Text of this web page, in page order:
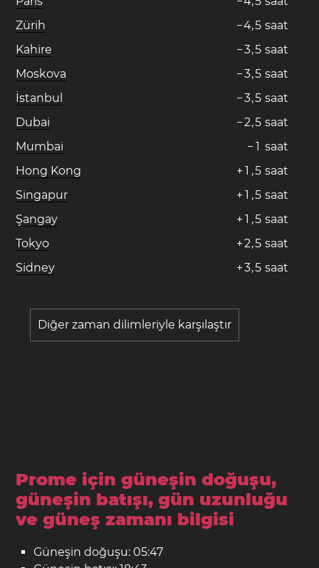
Zürih
−4,5 saat
Kahire
−3,5 saat
Moskova
−3,5 saat
İstanbul
−3,5 saat
Dubai
−2,5 saat
Mumbai
− 1 saat
Hong Kong
+ 1 ,5 saat
Singapur
+ 1 ,5 saat
Şangay
+ 1 ,5 saat
Tokyo
+2,5 saat
Sidney
+3,5 saat
Diğer zaman dilimleriyle karşılaştır
Prome için güneşin doğuşu,
güneşin batışı, gün uzunluğu
ve güneş zamanı bilgisi
Güneşin doğuşu: 05:47